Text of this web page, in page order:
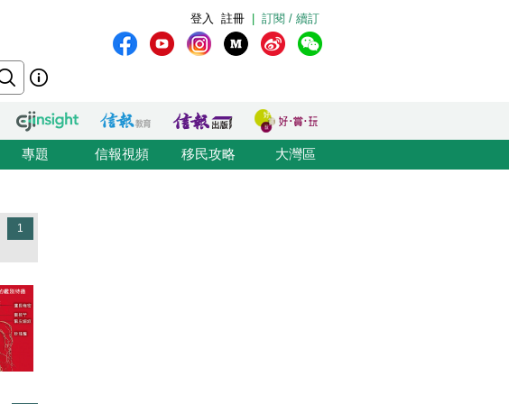
訂閱 / 續訂
註冊
登入
專題 信報視頻 移民攻略 大灣區
1